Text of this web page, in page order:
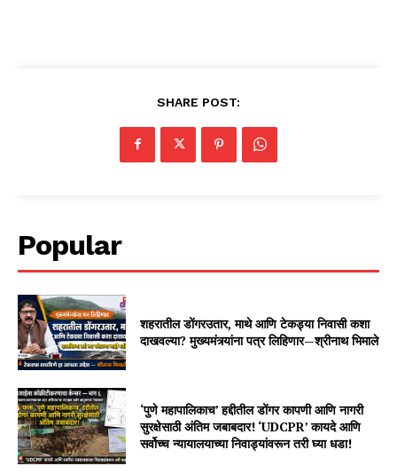
SHARE POST:
Popular
शहरातील डोंगरउतार, माथे आणि टेकड्या निवासी कशा
दाखवल्या? मुख्यमंत्र्यांना पत्र लिहिणार—श्रीनाथ भिमाले
‘पुणे महापालिकाच’ हद्दीतील डोंगर कापणी आणि नागरी
सुरक्षेसाठी अंतिम जबाबदार! ‘UDCPR’ कायदे आणि
सर्वोच्च न्यायालयाच्या निवाड्यांवरून तरी घ्या धडा!